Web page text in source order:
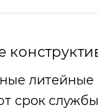
срок